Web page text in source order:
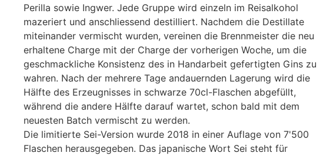
Perilla sowie Ingwer. Jede Gruppe wird einzeln im Reisalkohol
mazeriert und anschliessend destilliert. Nachdem die Destillate
miteinander vermischt wurden, vereinen die Brennmeister die neu
erhaltene Charge mit der Charge der vorherigen Woche, um die
geschmackliche Konsistenz des in Handarbeit gefertigten Gins zu
wahren. Nach der mehrere Tage andauernden Lagerung wird die
Hälfte des Erzeugnisses in schwarze 70cl-Flaschen abgefüllt,
während die andere Hälfte darauf wartet, schon bald mit dem
neuesten Batch vermischt zu werden.
Die limitierte Sei-Version wurde 2018 in einer Auflage von 7'500
Flaschen herausgegeben. Das japanische Wort Sei steht für